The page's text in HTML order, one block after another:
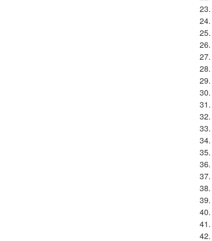
23.
24.
25.
26.
27.
28.
29.
30.
31.
32.
33.
34.
35.
36.
37.
38.
39.
40.
41.
42.